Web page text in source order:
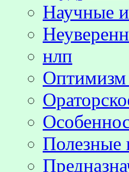
Научные
нлп
Полезные